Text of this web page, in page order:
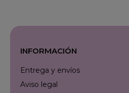
INFORMACIÓN
Entrega y envíos
Aviso legal